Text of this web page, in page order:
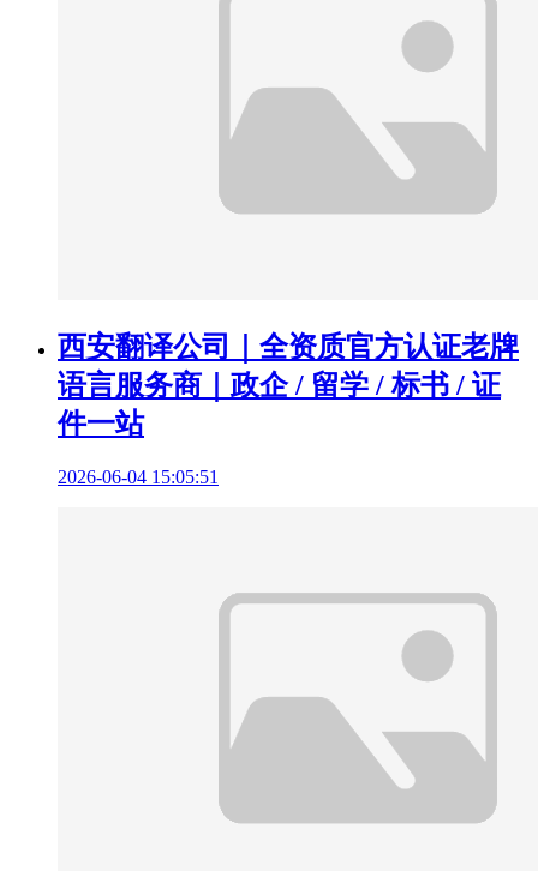
西安翻译公司｜全资质官方认证老牌
语言服务商｜政企 / 留学 / 标书 / 证
件一站
2026-06-04 15:05:51